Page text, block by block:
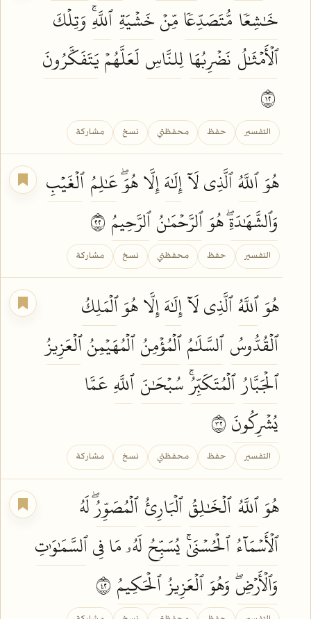
خَٰشِعٗا مُّتَصَدِّعٗامِّنۡخَشۡيَةِ ٱللَّهِۚ وَتِلۡكَ
ٱلۡأَمۡثَٰلُ نَضۡرِبُهَالِلنَّاسِ لَعَلَّهُمۡيَتَفَكَّرُونَ
التفسير حفظ محفظتي نسخ مشاركة
هُوَٱللَّهُٱلَّذِي لَآإِلَٰهَإِلَّا هُوَۖعَٰلِمُ ٱلۡغَيۡبِ
وَٱلشَّهَٰدَةِۖهُوَٱلرَّحۡمَٰنُٱلرَّحِيمُ
التفسير حفظ محفظتي نسخ مشاركة
هُوَٱللَّهُٱلَّذِي لَآإِلَٰهَإِلَّا هُوَٱلۡمَلِكُ
ٱلۡقُدُّوسُٱلسَّلَٰمُٱلۡمُؤۡمِنُٱلۡمُهَيۡمِنُٱلۡعَزِيزُ
ٱلۡجَبَّارُٱلۡمُتَكَبِّرُۚسُبۡحَٰنَ ٱللَّهِعَمَّا
يُشۡرِكُونَ
التفسير حفظ محفظتي نسخ مشاركة
هُوَٱللَّهُٱلۡخَٰلِقُٱلۡبَارِئُ ٱلۡمُصَوِّرُۖلَهُ
ٱلۡأَسۡمَآءُٱلۡحُسۡنَىٰۚ يُسَبِّحُ لَهُۥ مَا فِيٱلسَّمَٰوَٰتِ
وَٱلۡأَرۡضِۖوَهُوَٱلۡعَزِيزُٱلۡحَكِيمُ